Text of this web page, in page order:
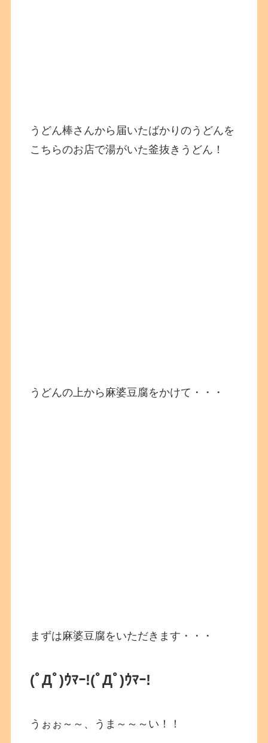
うどん棒さんから届いたばかりのうどんを
こちらのお店で湯がいた釜抜きうどん！
うどんの上から麻婆豆腐をかけて・・・
まずは麻婆豆腐をいただきます・・・
(ﾟДﾟ)ｳﾏｰ!(ﾟДﾟ)ｳﾏｰ!
うぉぉ～～、うま～～～い！！